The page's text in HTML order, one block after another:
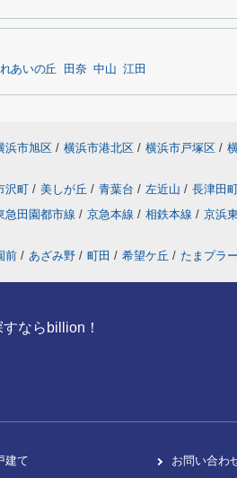
あいの丘 田奈 中山 江田
浜市旭区 / 横浜市港北区 / 横浜市戸塚区 /
沢町 / 美しが丘 / 青葉台 / 左近山 / 長津田
急田園都市線 / 京急本線 / 相鉄本線 / 京浜
前 / あざみ野 / 町田 / 希望ケ丘 / たまプラ
ならbillion！
建て お問い合わ